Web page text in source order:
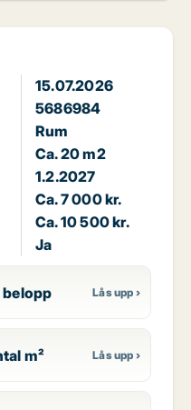
15.07.2026
5686984
Rum
Ca. 20 m2
1.2.2027
Ca. 7 000 kr.
Ca. 10 500 kr.
Ja
belopp
m²